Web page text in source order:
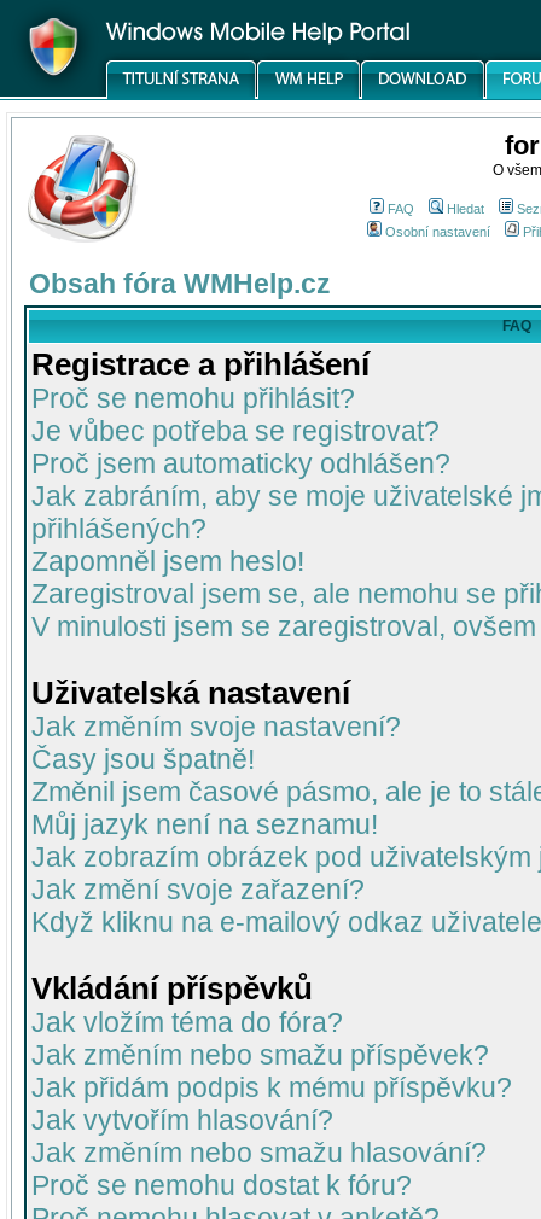
O
FAQ Hledat
Osobní nastavení
Obsah fóra WMHelp.cz
FAQ
Registrace a přihlášení
Proč se nemohu přihlásit?
Je vůbec potřeba se registrovat?
Proč jsem automaticky odhlášen?
Jak zabráním, aby se moje uživatelské
přihlášených?
Zapomněl jsem heslo!
Zaregistroval jsem se, ale nemohu se
V minulosti jsem se zaregistroval,
Uživatelská nastavení
Jak změním svoje nastavení?
Časy jsou špatně!
Změnil jsem časové pásmo, ale je to
Můj jazyk není na seznamu!
Jak zobrazím obrázek pod uživatelským
Jak změní svoje zařazení?
Když kliknu na e-mailový odkaz
Vkládání příspěvků
Jak vložím téma do fóra?
Jak změním nebo smažu příspěvek?
Jak přidám podpis k mému příspěvku?
Jak vytvořím hlasování?
Jak změním nebo smažu hlasování?
Proč se nemohu dostat k fóru?